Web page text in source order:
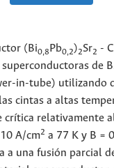
(Bi0,8 Pb0,2)2Sr2 -
de
in-tube) utilizando
cintas a altas
crítica relativamente
A/cm2 a 77 K y B =
a una fusión parcial